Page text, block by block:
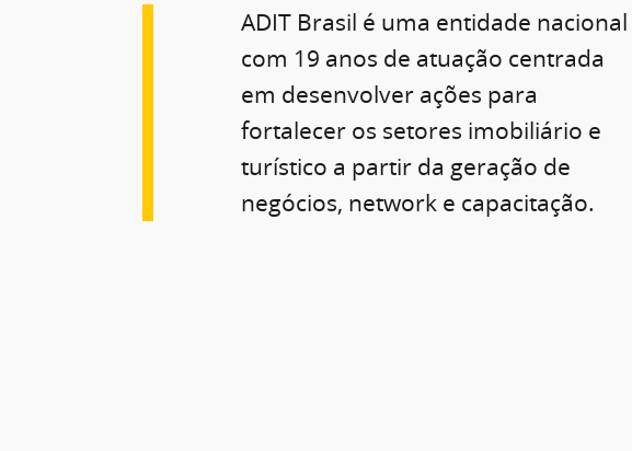
ADIT Brasil é uma entidade nacional
com 19 anos de atuação centrada
em desenvolver ações para
fortalecer os setores imobiliário e
turístico a partir da geração de
negócios, network e capacitação.